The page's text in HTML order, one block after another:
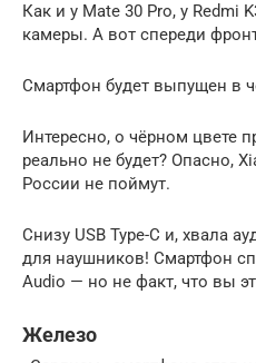
Как и у Mate 30 Pro, у Redmi
камеры. А вот спереди
Смартфон будет выпущен в
Интересно, о чёрном цвете
реально не будет? Опасно,
России не поймут.
Снизу USB Type-C и, хвала
для наушников! Смартфон
Audio — но не факт, что вы
Железо